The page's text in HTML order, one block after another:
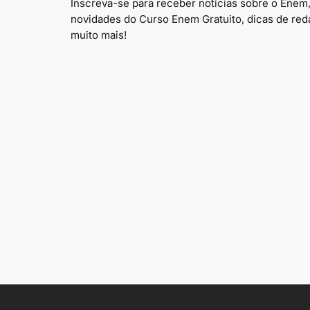
Inscreva-se para receber notícias sobre o Enem,
novidades do Curso Enem Gratuito, dicas de
muito mais!